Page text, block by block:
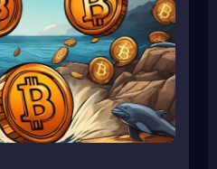
是與Solana上的各大DeFi
、Wormhole、Drift
等）合作，提供了大量
在Solana上提供PYUSD
APY收益，而Marginfi則
收益。 結語 因此，瑞
補貼政策，以及用戶是否
5.7 万美元附近暴跌，最
，创下 8 月 5 日以来的
，但今天（8）凌晨再次
元，截至目前略有回升至
次试探低点还有待观
同时，以太坊价格同样
美元附近一路下跌，最
同样刷新了 8 月 5 日以